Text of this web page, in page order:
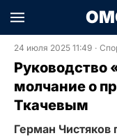
24 июля 2025 11:49 ·
Руководство
молчание о
Ткачевым
Герман Чистяков